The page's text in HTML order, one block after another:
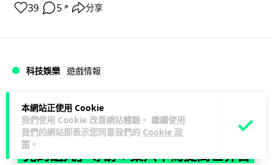
本網站正使用 Cookie
我們使用 Cookie 改善網站體驗。 繼續使用
我們的網站即表示您同意我們的 Cookie 政
策 。
39 5 ↗ 分享
科技娛樂 遊戲情報
天恩 2 日
《魔獸世界：至暗之夜》12.1 「烏拉特
克的詛咒」專訪：巢穴不為提高世界首